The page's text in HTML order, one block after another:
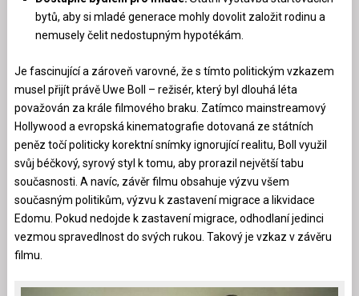
bytů, aby si mladé generace mohly dovolit založit rodinu a
nemusely čelit nedostupným hypotékám.
Je fascinující a zároveň varovné, že s tímto politickým vzkazem
musel přijít právě Uwe Boll – režisér, který byl dlouhá léta
považován za krále filmového braku. Zatímco mainstreamový
Hollywood a evropská kinematografie dotovaná ze státních
peněz točí politicky korektní snímky ignorující realitu, Boll využil
svůj béčkový, syrový styl k tomu, aby prorazil největší tabu
současnosti. A navíc, závěr filmu obsahuje výzvu všem
současným politikům, výzvu k zastavení migrace a likvidace
Edomu. Pokud nedojde k zastavení migrace, odhodlaní jedinci
vezmou spravedlnost do svých rukou. Takový je vzkaz v závěru
filmu.